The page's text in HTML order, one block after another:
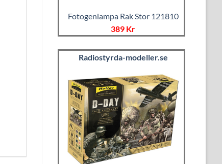
Fotogenlampa Rak Stor 121810
389 Kr
Radiostyrda-modeller.se